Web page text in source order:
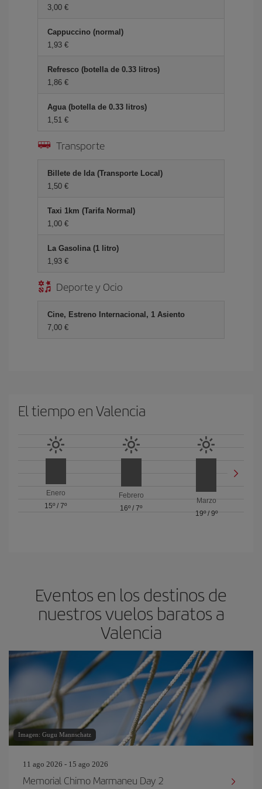
3,00 €
Cappuccino (normal)
1,93 €
Refresco (botella de 0.33 litros)
1,86 €
Agua (botella de 0.33 litros)
1,51 €
Transporte
Billete de Ida (Transporte Local)
1,50 €
Taxi 1km (Tarifa Normal)
1,00 €
La Gasolina (1 litro)
1,93 €
Deporte y Ocio
Cine, Estreno Internacional, 1 Asiento
7,00 €
El tiempo en Valencia
Enero
15º /7º
Febrero
16º / 7º
Marzo
19º/ 9º
Eventos en los destinos de
nuestros vuelos baratos a
Valencia
Imagen: Gugu Mannschatz
11 ago 2026 - 15 ago 2026
Memorial Chimo Marmaneu Day 2